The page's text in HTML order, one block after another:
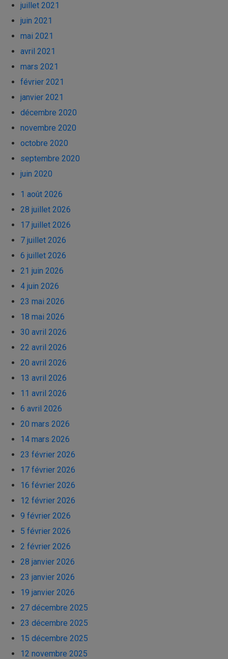
juillet 2021
juin 2021
mai 2021
avril 2021
mars 2021
février 2021
janvier 2021
décembre 2020
novembre 2020
octobre 2020
septembre 2020
juin 2020
1 août 2026
28 juillet 2026
17 juillet 2026
7 juillet 2026
6 juillet 2026
21 juin 2026
4 juin 2026
23 mai 2026
18 mai 2026
30 avril 2026
22 avril 2026
20 avril 2026
13 avril 2026
11 avril 2026
6 avril 2026
20 mars 2026
14 mars 2026
23 février 2026
17 février 2026
16 février 2026
12 février 2026
9 février 2026
5 février 2026
2 février 2026
28 janvier 2026
23 janvier 2026
19 janvier 2026
27 décembre 2025
23 décembre 2025
15 décembre 2025
12 novembre 2025